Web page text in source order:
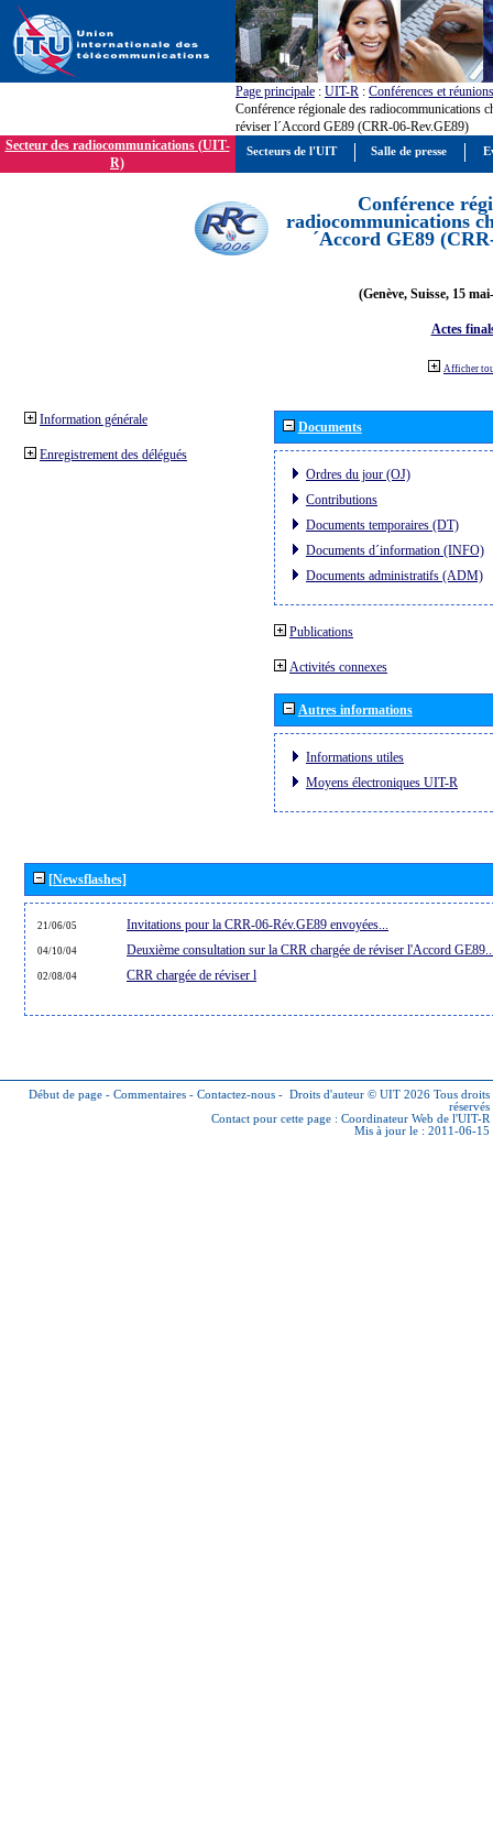
Page principale : UIT-R : Conférences et réunions
Conférence régionale des radiocommunications
réviser l´Accord GE89 (CRR-06-Rev.GE89)
Secteur des radiocommunications (UIT-
R)
Conférence
radiocommunications
´Accord GE89
(Genève, Suisse, 15
Actes
Afficher
Information générale
Enregistrement des délégués
Documents
Ordres du jour (OJ)
Contributions
Documents temporaires (DT)
Documents d´information (INFO)
Documents administratifs (ADM)
Publications
Activités connexes
Autres informations
Informations utiles
Moyens électroniques UIT-R
[Newsflashes]
21/06/05 Invitations pour la CRR-06-Rév.GE89 envoyées...
04/10/04 Deuxième consultation sur la CRR chargée de réviser l'Accord
02/08/04 CRR chargée de réviser l
Début de page - Commentaires - Contactez-nous - Droits d'auteur © UIT 2026 Tous droits
réservés
Contact pour cette page : Coordinateur Web de l'UIT-R
Mis à jour le : 2011-06-15
Secteurs de l'UIT Salle de presse